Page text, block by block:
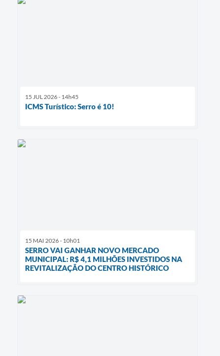
15 JUL 2026 - 14h45
ICMS Turístico: Serro é 10!
15 MAI 2026 - 10h01
SERRO VAI GANHAR NOVO MERCADO
MUNICIPAL: R$ 4,1 MILHÕES INVESTIDOS NA
REVITALIZAÇÃO DO CENTRO HISTÓRICO